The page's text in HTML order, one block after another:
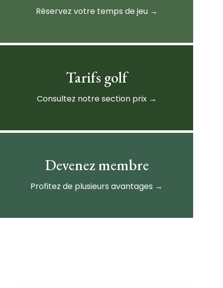
Réservez votre temps de jeu →
Tarifs golf
Consultez notre section prix →
Devenez membre
Profitez de plusieurs avantages →